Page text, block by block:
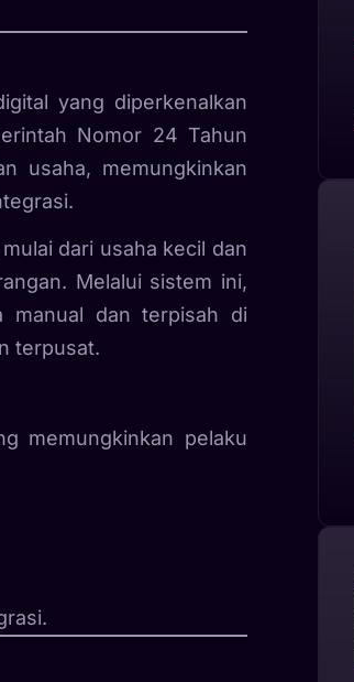
yang diperkenalkan
Nomor 24 Tahun
usaha, memungkinkan
dari usaha kecil dan
Melalui sistem ini,
manual dan terpisah di
terpusat.
memungkinkan pelaku